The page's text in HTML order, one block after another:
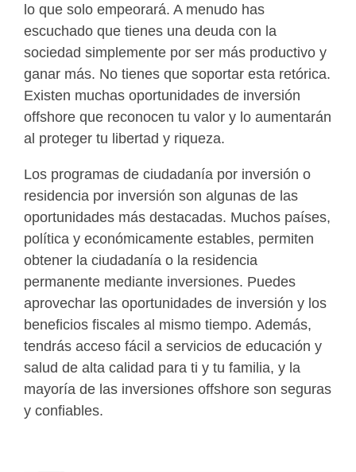
lo que solo empeorará. A menudo has
escuchado que tienes una deuda con la
sociedad simplemente por ser más productivo y
ganar más. No tienes que soportar esta retórica.
Existen muchas oportunidades de inversión
offshore que reconocen tu valor y lo aumentarán
al proteger tu libertad y riqueza.
Los programas de ciudadanía por inversión o
residencia por inversión son algunas de las
oportunidades más destacadas. Muchos países,
política y económicamente estables, permiten
obtener la ciudadanía o la residencia
permanente mediante inversiones. Puedes
aprovechar las oportunidades de inversión y los
beneficios fiscales al mismo tiempo. Además,
tendrás acceso fácil a servicios de educación y
salud de alta calidad para ti y tu familia, y la
mayoría de las inversiones offshore son seguras
y confiables.